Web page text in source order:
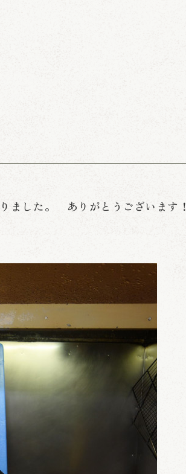
ました。 ありがとうございます！